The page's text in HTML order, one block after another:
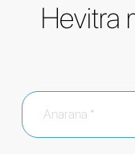
Hevitra